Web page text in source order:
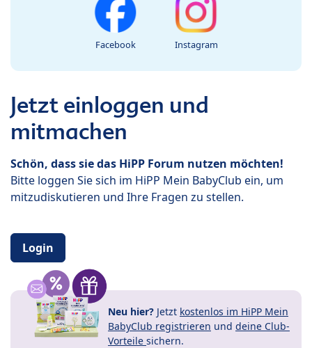
Facebook Instagram
Jetzt einloggen und
mitmachen
Schön, dass sie das HiPP Forum nutzen möchten!
Bitte loggen Sie sich im HiPP Mein BabyClub ein, um
mitzudiskutieren und Ihre Fragen zu stellen.
Login
Neu hier? Jetzt kostenlos im HiPP Mein
BabyClub registrieren und deine Club-
Vorteile sichern.